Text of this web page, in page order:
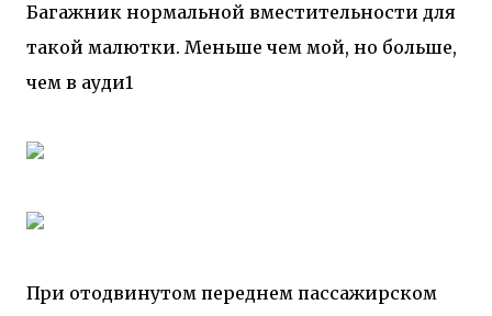
Багажник нормальной вместительности для
такой малютки. Меньше чем мой, но больше,
чем в ауди1
При отодвинутом переднем пассажирском